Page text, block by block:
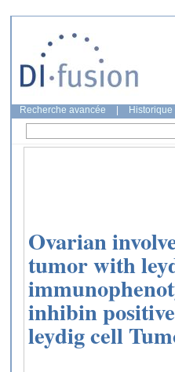
Recherche avancée
Ovarian
tumor with
inhibin
leydig cell